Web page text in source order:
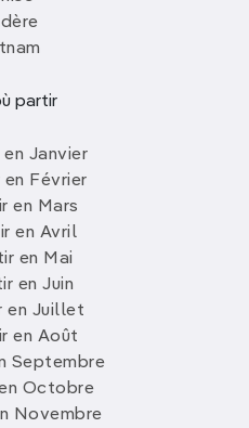
partir
Janvier
Février
en Mars
en Avril
en Mai
en Juin
en Juillet
en Août
Septembre
Octobre
Novembre